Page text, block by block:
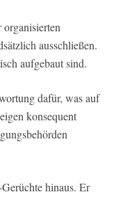
ausschließen.
aufgebaut sind.
dafür, was auf
konsequent
hinaus. Er